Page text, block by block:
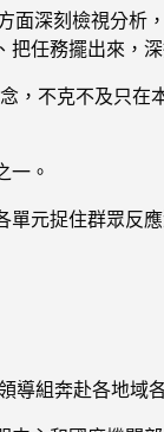
面深刻檢視分
任務擺出來，
不克不及只
一。
元捉住群眾反
組奔赴各地域